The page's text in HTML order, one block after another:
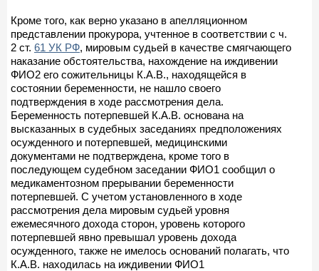
Кроме того, как верно указано в апелляционном
представлении прокурора, учтенное в соответствии с ч.
2 ст. 61 УК РФ, мировым судьей в качестве смягчающего
наказание обстоятельства, нахождение на иждивении
ФИО2 его сожительницы К.А.В., находящейся в
состоянии беременности, не нашло своего
подтверждения в ходе рассмотрения дела.
Беременность потерпевшей К.А.В. основана на
высказанных в судебных заседаниях предположениях
осужденного и потерпевшей, медицинскими
документами не подтверждена, кроме того в
последующем судебном заседании ФИО1 сообщил о
медикаментозном прерывании беременности
потерпевшей. С учетом установленного в ходе
рассмотрения дела мировым судьей уровня
ежемесячного дохода сторон, уровень которого
потерпевшей явно превышал уровень дохода
осужденного, также не имелось оснований полагать, что
К.А.В. находилась на иждивении ФИО1